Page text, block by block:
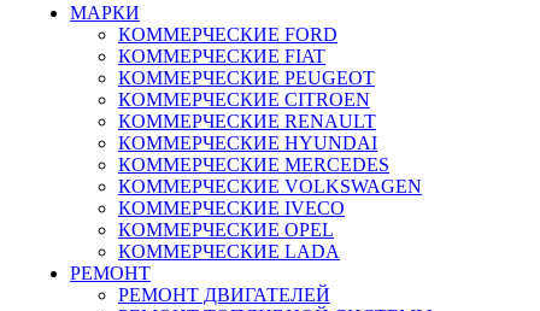
МАРКИ
КОММЕРЧЕСКИЕ FORD
КОММЕРЧЕСКИЕ FIAT
КОММЕРЧЕСКИЕ PEUGEOT
КОММЕРЧЕСКИЕ CITROEN
КОММЕРЧЕСКИЕ RENAULT
КОММЕРЧЕСКИЕ HYUNDAI
КОММЕРЧЕСКИЕ MERCEDES
КОММЕРЧЕСКИЕ VOLKSWAGEN
КОММЕРЧЕСКИЕ IVECO
КОММЕРЧЕСКИЕ OPEL
КОММЕРЧЕСКИЕ LADA
РЕМОНТ
РЕМОНТ ДВИГАТЕЛЕЙ